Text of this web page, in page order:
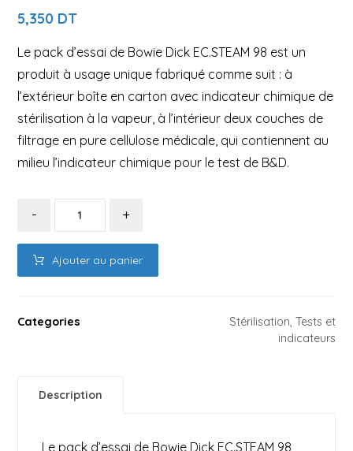
5,350 DT
Le pack d’essai de Bowie Dick EC.STEAM 98 est un
produit à usage unique fabriqué comme suit : à
l’extérieur boîte en carton avec indicateur chimique de
stérilisation à la vapeur, à l’intérieur deux couches de
filtrage en pure cellulose médicale, qui contiennent au
milieu l’indicateur chimique pour le test de B&D.
- +
Ajouter au panier
Categories Stérilisation, Tests et
indicateurs
Description
Le pack d’essai de Bowie Dick EC.STEAM 98